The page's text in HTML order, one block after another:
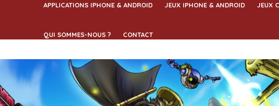
APPLICATIONS IPHONE & ANDROID JEUX IPHONE & ANDROID JEUX
QUI SOMMES-NOUS ? CONTACT